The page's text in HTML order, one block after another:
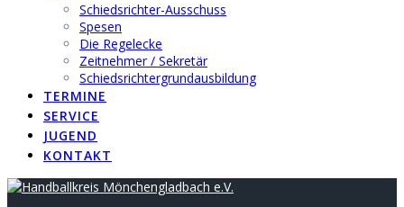
Schiedsrichter-Ausschuss
Spesen
Die Regelecke
Zeitnehmer / Sekretär
Schiedsrichtergrundausbildung
TERMINE
SERVICE
JUGEND
KONTAKT